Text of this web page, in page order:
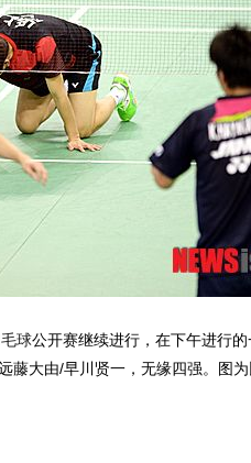
球公开赛继续进行，在下午进行
藤大由/早川贤一，无缘四强。图